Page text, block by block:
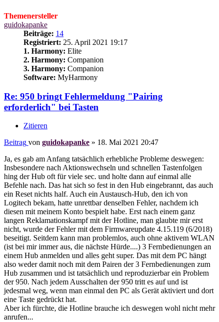
Themenersteller
guidokapanke
Beiträge: 14
Registriert: 25. April 2021 19:17
1. Harmony: Elite
2. Harmony: Companion
3. Harmony: Companion
Software: MyHarmony
Re: 950 bringt Fehlermeldung "Pairing
erforderlich" bei Tasten
Zitieren
Beitrag von guidokapanke » 18. Mai 2021 20:47
Ja, es gab am Anfang tatsächlich erhebliche Probleme deswegen:
Insbesondere nach Aktionswechseln und schnellen Tastenfolgen
hing der Hub oft für viele sec. und holte dann auf einmal alle
Befehle nach. Das hat sich so fest in den Hub eingebrannt, das auch
ein Reset nichts half. Auch ein Austausch-Hub, den ich von
Logitech bekam, hatte unrettbar denselben Fehler, nachdem ich
diesen mit meinem Konto bespielt habe. Erst nach einem ganz
langen Reklamationskampf mit der Hotline, man glaubte mir erst
nicht, wurde der Fehler mit dem Firmwareupdate 4.15.119 (6/2018)
beseitigt. Seitdem kann man problemlos, auch ohne aktivem WLAN
(ist bei mir immer aus, die nächste Hürde....) 3 Fernbedienungen an
einem Hub anmelden und alles geht super. Das mit dem PC hängt
also weder damit noch mit dem Pairen der 3 Fernbedienungen zum
Hub zusammen und ist tatsächlich und reproduzierbar ein Problem
der 950. Nach jedem Ausschalten der 950 tritt es auf und ist
jedesmal weg, wenn man einmal den PC als Gerät aktiviert und dort
eine Taste gedrückt hat.
Aber ich fürchte, die Hotline brauche ich deswegen wohl nicht mehr
anrufen...